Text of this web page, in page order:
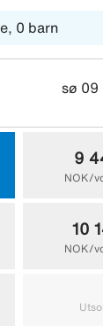
sø 09
9
NOK/
10
NOK/